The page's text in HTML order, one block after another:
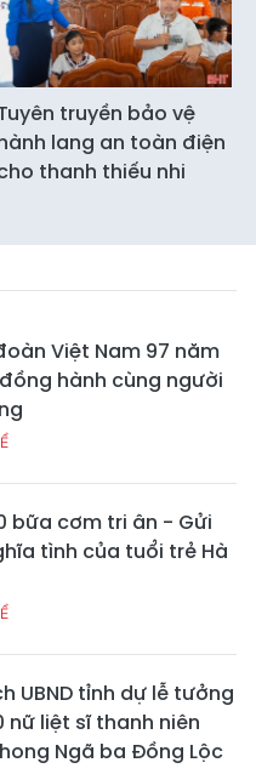
truyền bảo vệ
lang an toàn điện
thanh thiếu nhi
Việt Nam 97 năm
hành cùng người
bữa cơm tri ân - Gửi
tình của tuổi trẻ Hà
UBND tỉnh dự lễ tưởng
nữ liệt sĩ thanh niên
Ngã ba Đồng Lộc